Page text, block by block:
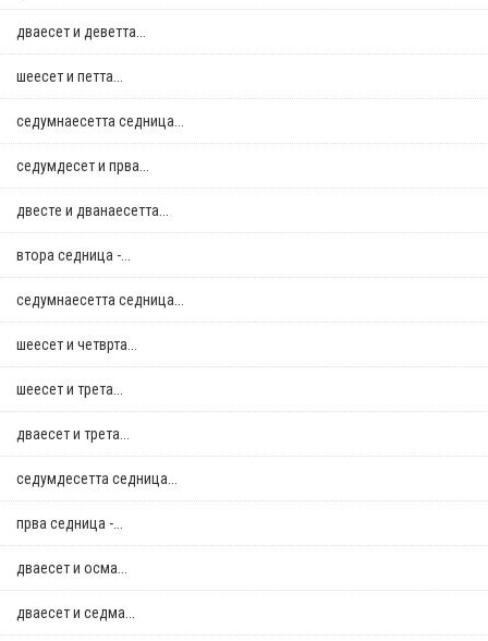
дваесет и деветта...
шеесет и петта...
седумнаесетта седница...
седумдесет и прва...
двестe и дванаесетта...
втора седница -...
седумнаесетта седница...
шеесет и четврта...
шеесет и трета...
дваесет и трета...
седумдесетта седница...
прва седница -...
дваесет и осма...
дваесет и седма...